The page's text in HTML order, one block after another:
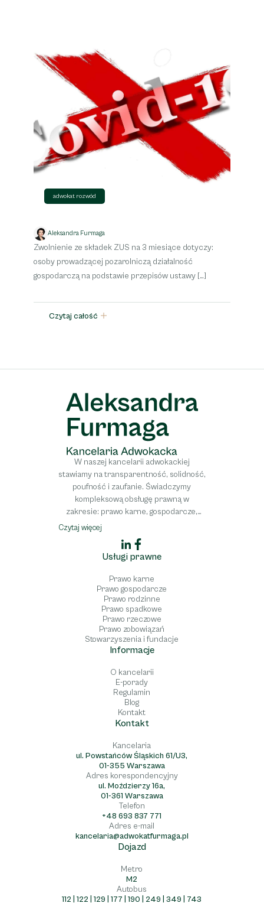
adwokat rozwód
Aleksandra Furmaga
Zwolnienie ze składek ZUS na 3 miesiące dotyczy:
osoby prowadzącej pozarolniczą działalność
gospodarczą na podstawie przepisów ustawy […]
Czytaj całość
W naszej kancelarii adwokackiej
stawiamy na transparentność, solidność,
poufność i zaufanie. Świadczymy
kompleksową obsługę prawną w
zakresie: prawo karne, gospodarcze,
medyczne, cywilne, spadkowe, rodzinne,
a także obsługa stowarzyszeń i fundacji.
Oferujemy profesjonalne wsparcie w
sprawach rozwodowych, dziedziczenia,
odpowiedzialności za błędy medyczne
oraz w kwestiach związanych z prawem
spółek i własności intelektualnej.
Gwarantujemy pełne zaangażowanie i
pomoc prawną na najwyższym poziomie.
Czytaj więcej
Usługi prawne
Prawo karne
Prawo gospodarcze
Prawo rodzinne
Prawo spadkowe
Prawo rzeczowe
Prawo zobowiązań
Stowarzyszenia i fundacje
Informacje
O kancelarii
E-porady
Regulamin
Blog
Kontakt
Kontakt
Kancelaria
ul. Powstańców Śląskich 61/U3,
01-355 Warszawa
Adres korespondencyjny
ul. Moździerzy 16a,
01-361 Warszawa
Telefon
+48 693 837 771
Adres e-mail
kancelaria@adwokatfurmaga.pl
Dojazd
Metro
M2
Autobus
112 | 122 | 129 | 177 | 190 | 249 | 349 | 743